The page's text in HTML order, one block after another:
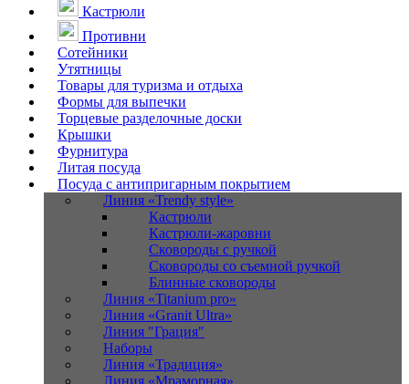
Кастрюли
Противни
Сотейники
Утятницы
Товары для туризма и отдыха
Формы для выпечки
Торцевые разделочные доски
Крышки
Фурнитура
Литая посуда
Посуда с антипригарным покрытием
Линия «Trendy style»
Кастрюли
Кастрюли-жаровни
Сковороды с ручкой
Сковороды со съемной ручкой
Блинные сковороды
Линия «Titanium pro»
Линия «Granit Ultra»
Линия "Грация"
Наборы
Линия «Традиция»
Линия «Мраморная»